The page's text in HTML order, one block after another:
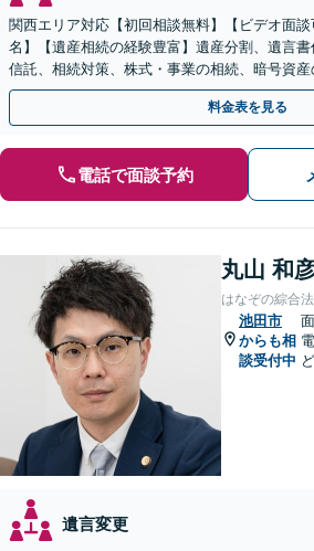
関西エリア対応【初回相談無料】【ビデオ面
名】【遺産相続の経験豊富】遺産分割、遺言
信託、相続対策、株式・事業の相続、暗号資
対応実績。【バリアフリー】【完全個室対応】
料金表を見る
電話で面談予約
丸山 和
はなぞの綜合
池田市
からも相
談受付中
遺言変更